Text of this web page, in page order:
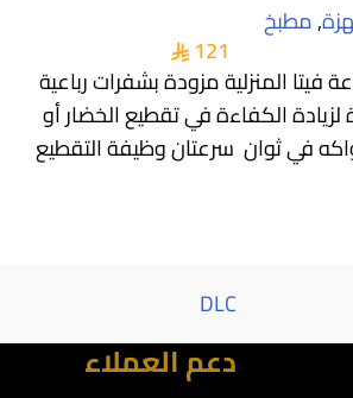
,مطبخ
121
فيتا المنزلية مزودة بشفرات رباعية
لزيادة الكفاءة في تقطيع الخضار أو
في ثوان سرعتان وظيفة التقطيع
DLC
دعم العملاء